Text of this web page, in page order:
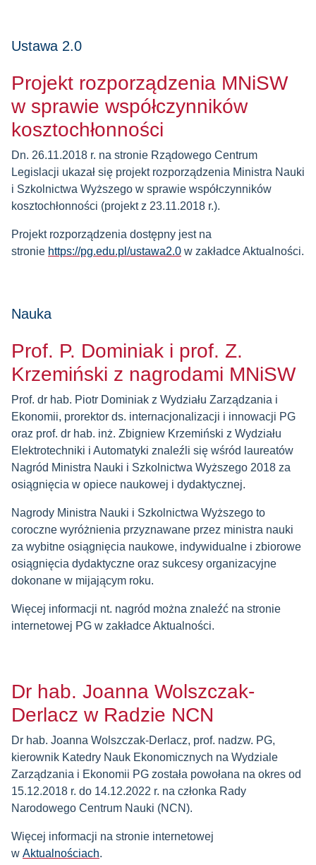
Ustawa 2.0
Projekt rozporządzenia MNiSW
w sprawie współczynników
kosztochłonności
Dn. 26.11.2018 r. na stronie Rządowego Centrum
Legislacji ukazał się projekt rozporządzenia Ministra Nauki
i Szkolnictwa Wyższego w sprawie współczynników
kosztochłonności (projekt z 23.11.2018 r.).
Projekt rozporządzenia dostępny jest na
stronie https://pg.edu.pl/ustawa2.0 w zakładce Aktualności.
Nauka
Prof. P. Dominiak i prof. Z.
Krzemiński z nagrodami MNiSW
Prof. dr hab. Piotr Dominiak z Wydziału Zarządzania i
Ekonomii, prorektor ds. internacjonalizacji i innowacji PG
oraz prof. dr hab. inż. Zbigniew Krzemiński z Wydziału
Elektrotechniki i Automatyki znaleźli się wśród laureatów
Nagród Ministra Nauki i Szkolnictwa Wyższego 2018 za
osiągnięcia w opiece naukowej i dydaktycznej.
Nagrody Ministra Nauki i Szkolnictwa Wyższego to
coroczne wyróżnienia przyznawane przez ministra nauki
za wybitne osiągnięcia naukowe, indywidualne i zbiorowe
osiągnięcia dydaktyczne oraz sukcesy organizacyjne
dokonane w mijającym roku.
Więcej informacji nt. nagród można znaleźć na stronie
internetowej PG w zakładce Aktualności.
Dr hab. Joanna Wolszczak-
Derlacz w Radzie NCN
Dr hab. Joanna Wolszczak-Derlacz, prof. nadzw. PG,
kierownik Katedry Nauk Ekonomicznych na Wydziale
Zarządzania i Ekonomii PG została powołana na okres od
15.12.2018 r. do 14.12.2022 r. na członka Rady
Narodowego Centrum Nauki (NCN).
Więcej informacji na stronie internetowej
w Aktualnościach.